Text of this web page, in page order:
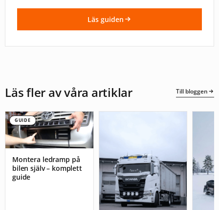
Läs guiden
Läs fler av våra artiklar Till bloggen
GUIDE
Montera ledramp på
bilen själv – komplett
guide